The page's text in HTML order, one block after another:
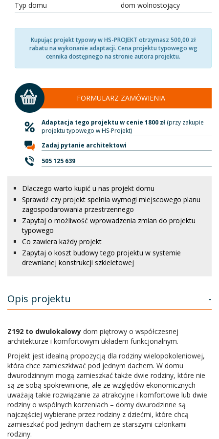
Typ domu
dom wolnostojący
Kupując projekt typowy w HS-PROJEKT otrzymasz 500,00 zł
rabatu na wykonanie adaptacji. Cena projektu typowego wg
cennika dostępnego na stronie autora projektu.
FORMULARZ ZAMÓWIENIA
Adaptacja tego projektu w cenie 1800 zł (przy zakupie
projektu typowego w HS-Projekt)
Zadaj pytanie architektowi
505 125 639
Dlaczego warto kupić u nas projekt domu
Sprawdź czy projekt spełnia wymogi miejscowego planu
zagospodarowania przestrzennego
Zapytaj o możliwość wprowadzenia zmian do projektu
typowego
Co zawiera każdy projekt
Zapytaj o koszt budowy tego projektu w systemie
drewnianej konstrukcji szkieletowej
Opis projektu -
Z192 to dwulokalowy dom piętrowy o współczesnej
architekturze i komfortowym układem funkcjonalnym.
Projekt jest idealną propozycją dla rodziny wielopokoleniowej,
która chce zamieszkiwać pod jednym dachem. W domu
dwurodzinnym mogą zamieszkać także dwie rodziny, które nie
są ze sobą spokrewnione, ale ze względów ekonomicznych
uważają takie rozwiązanie za atrakcyjne i komfortowe lub dwie
rodziny o wspólnych korzeniach – domy dwurodzinne są
najczęściej wybierane przez rodziny z dziećmi, które chcą
zamieszkać pod jednym dachem ze starszymi członkami
rodziny.